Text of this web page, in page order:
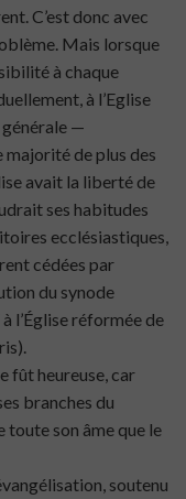
C’est donc avec
Mais lorsque
à chaque
à l’Eglise
—
majorité de plus des
avait la liberté de
ses habitudes
ecclésiastiques,
cédées par
du synode
l’Église réformée de
fût heureuse, car
branches du
toute son âme que le
soutenu